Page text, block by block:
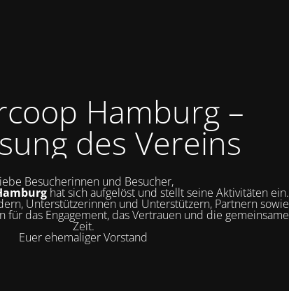
Hamburg –
des Vereins
Besucherinnen und Besucher,
hat sich aufgelöst und stellt seine Aktivitäten ein.
Unterstützerinnen und Unterstützern, Partnern sowie
für das Engagement, das Vertrauen und die gemeinsame
Zeit.
Euer ehemaliger Vorstand